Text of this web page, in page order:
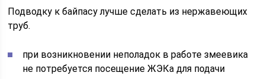
Подводку к байпасу лучше сделать из нержавеющих
труб.
при возникновении неполадок в работе змеевика
не потребуется посещение ЖЭКа для подачи